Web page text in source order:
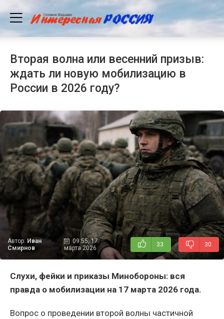
Вторая волна или весенний призыв:
ждать ли новую мобилизацию в
России в 2026 году?
Автор: Иван
Смирнов
09:55, 17
марта 2026
33 30
Слухи, фейки и приказы Минобороны: вся
правда о мобилизации на 17 марта 2026 года.
Вопрос о проведении второй волны частичной